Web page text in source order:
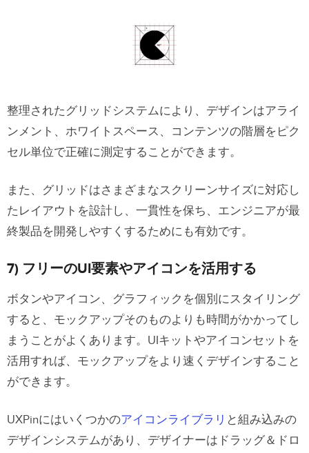
整理されたグリッドシステムにより、デザインはアライ
ンメント、ホワイトスペース、コンテンツの階層をピク
セル単位で正確に測定することができます。
また、グリッドはさまざまなスクリーンサイズに対応し
たレイアウトを設計し、一貫性を保ち、エンジニアが最
終製品を開発しやすくするためにも有効です。
7) フリーのUI要素やアイコンを活用する
ボタンやアイコン、グラフィックを個別にスタイリング
すると、モックアップそのものよりも時間がかかってし
まうことがよくあります。UIキットやアイコンセットを
活用すれば、モックアップをより速くデザインすること
ができます。
UXPinにはいくつかのアイコンライブラリ と組み込みの
デザインシステムがあり、デザイナーはドラッグ＆ドロ